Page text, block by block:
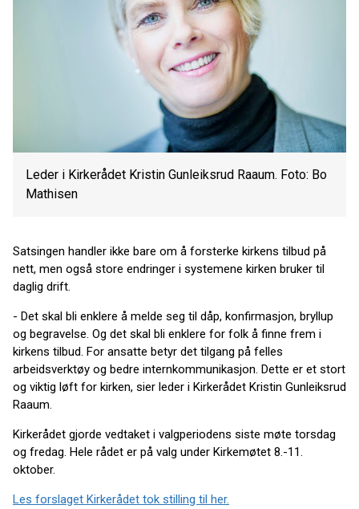
Leder i Kirkerådet Kristin Gunleiksrud Raaum. Foto: Bo
Mathisen
Satsingen handler ikke bare om å forsterke kirkens tilbud på
nett, men også store endringer i systemene kirken bruker til
daglig drift.
- Det skal bli enklere å melde seg til dåp, konfirmasjon, bryllup
og begravelse. Og det skal bli enklere for folk å finne frem i
kirkens tilbud. For ansatte betyr det tilgang på felles
arbeidsverktøy og bedre internkommunikasjon. Dette er et stort
og viktig løft for kirken, sier leder i Kirkerådet Kristin Gunleiksrud
Raaum.
Kirkerådet gjorde vedtaket i valgperiodens siste møte torsdag
og fredag. Hele rådet er på valg under Kirkemøtet 8.-11.
oktober.
Les forslaget Kirkerådet tok stilling til her.